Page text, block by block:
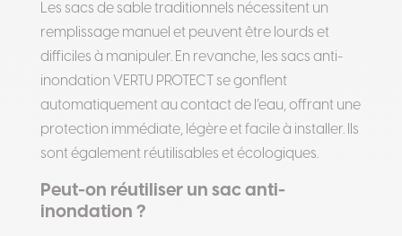
Les sacs de sable traditionnels nécessitent un
remplissage manuel et peuvent être lourds et
difficiles à manipuler. En revanche, les sacs anti-
inondation VERTU PROTECT se gonflent
automatiquement au contact de l’eau, offrant une
protection immédiate, légère et facile à installer. Ils
sont également réutilisables et écologiques.
Peut-on réutiliser un sac anti-
inondation ?